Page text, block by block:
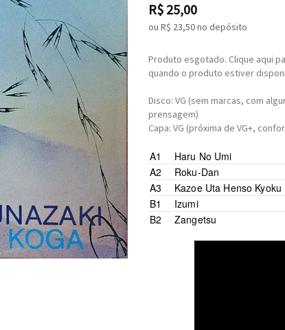
R$ 25,00
ou R$ 23,50no depósito
Produto esgotado. Clique aqui
quando o produto estiver
Disco: VG (sem marcas, com
prensagem)
Capa: VG (próxima de VG+,
A1
Haru No Umi
A2
Roku-Dan
A3
Kazoe Uta Henso Kyoku
B1
Izumi
B2
Zangetsu